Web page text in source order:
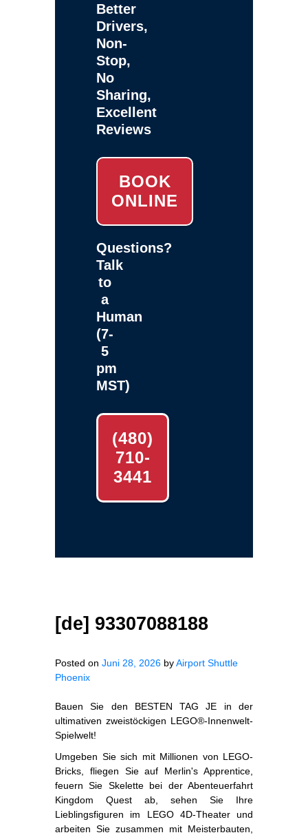
Better
Drivers,
Non-
Stop,
No
Sharing,
Excellent
Reviews
BOOK
ONLINE
Questions?
Talk
to
a
Human
(7-
5
pm
MST)
(480)
710-
3441
[de] 93307088188
Posted on Juni 28, 2026 byAirport Shuttle
Phoenix
Bauen Sie den BESTEN TAG JE in der
ultimativen zweistöckigen LEGO®-Innenwelt-
Spielwelt!
Umgeben Sie sich mit Millionen von LEGO-
Bricks, fliegen Sie auf Merlin's Apprentice,
feuern Sie Skelette bei der Abenteuerfahrt
Kingdom Quest ab, sehen Sie Ihre
Lieblingsfiguren im LEGO 4D-Theater und
arbeiten Sie zusammen mit Meisterbauten,